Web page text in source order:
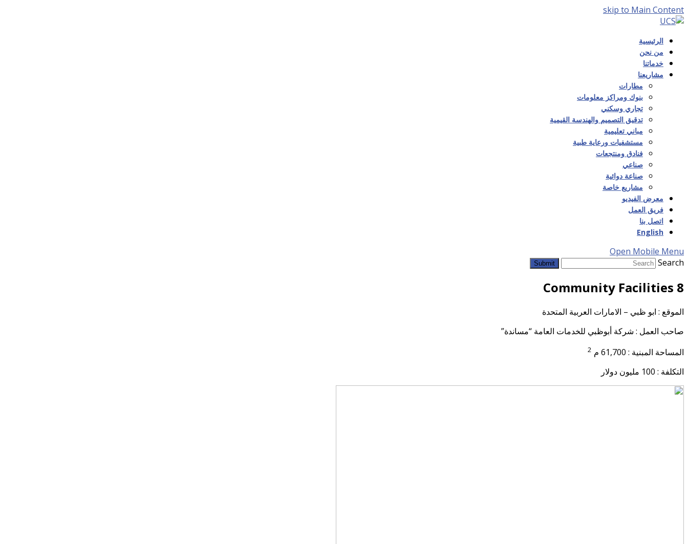
skip to Main Content
الرئيسية
من نحن
خدماتنا
مشاريعنا
مطارات
بنوك ومراكز معلومات
تجاري وسكني
تدقيق التصميم والهندسة القيمية
مباني تعليمية
مستشفيات ورعاية طبية
فنادق ومنتجعات
صناعي
صناعة دوائية
مشاريع خاصة
معرض الفيديو
فريق العمل
اتصل بنا
English
Open Mobile Menu
Search
Submit
8 Community Facilities
الموقع : ابو ظبي – الامارات العربية المتحدة
صاحب العمل : شركة أبوظبي للخدمات العامة “مساندة”
المساحة المبنية : 61,700 م
2
التكلفة : 100 مليون دولار